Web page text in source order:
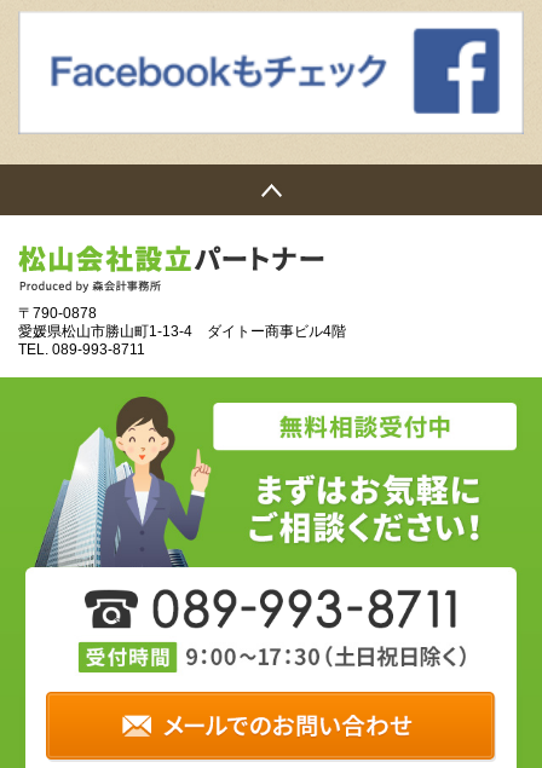
〒790-0878
愛媛県松山市勝山町1‐13‐4 ダイトー商事ビル4階
TEL. 089‐993‐8711